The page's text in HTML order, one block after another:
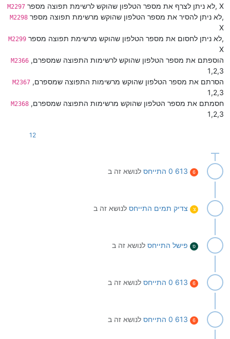
M2297 לא ניתן לצרף את מספר הטלפון שהוקש לרשימת תפוצה מספר, X
M2298
X
M2299
X
M2366
1,2,3
M2367
1,2,3
M2368
1,2,3
12
6
613 0 התייחס לנושא זה ב
צ צדיק תמים התייחס לנושא זה ב
פ פישל התייחס לנושא זה ב
6
613 0 התייחס לנושא זה ב
6
613 0 התייחס לנושא זה ב